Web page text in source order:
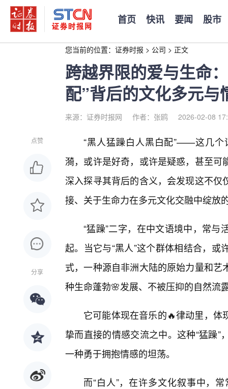
首页 快讯 要闻 股市
您当前的位置： 证券时报 > 公司 > 正文
跨越界限的爱与生命
配”背后的文化多元与
来源：证券时报网 作者：张鸥 2026-02-08
点赞
分享
“黑人猛躁白人黑白配”——这几个
漪，或许是好奇，或许是疑惑，甚至
深入探寻其背后的含义，会发现这不
接、关于生命力在多元文化交融中绽放
“猛躁”二字，在中文语境中，常
起。当它与“黑人”这个群体相结合，
式，一种源自非洲大陆的原始力量和
种生命蓬勃🌸发展、不被压抑的自然流
它可能体现在音乐的🔥律动里，
挚而直接的情感交流之中。这种“猛躁
一种勇于拥抱情感的坦荡。
而“白人”，在许多文化叙事中，